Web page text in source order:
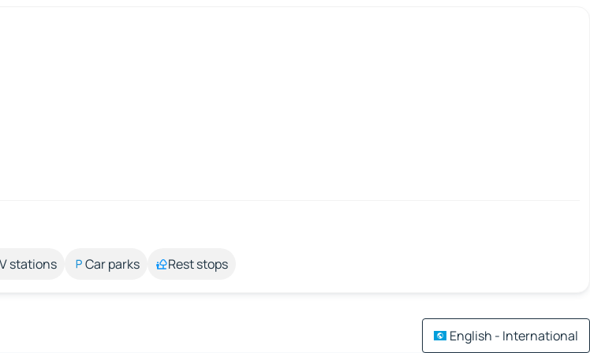
stations Car parks Rest stops
English - International